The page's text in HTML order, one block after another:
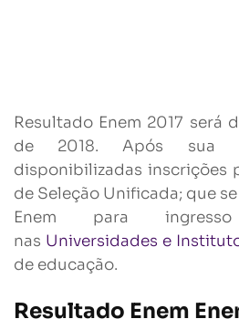
Resultado Enem 2017 será
de 2018. Após sua
disponibilizadas inscrições
de Seleção Unificada; que
Enem para
nas Universidades e
de educação.
Resultado Enem